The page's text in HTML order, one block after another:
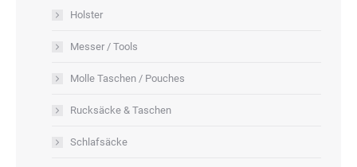
Holster
Messer / Tools
Molle Taschen / Pouches
Rucksäcke & Taschen
Schlafsäcke